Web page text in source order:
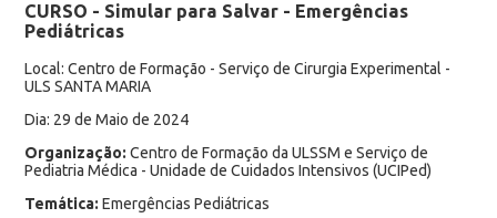
CURSO - Simular para Salvar - Emergências
Pediátricas
Local: Centro de Formação - Serviço de Cirurgia Experimental -
ULS SANTA MARIA
Dia: 29 de Maio de 2024
Organização: Centro de Formação da ULSSM e Serviço de
Pediatria Médica - Unidade de Cuidados Intensivos (UCIPed)
Temática: Emergências Pediátricas